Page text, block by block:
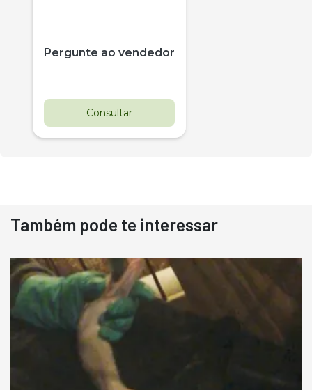
Pergunte ao vendedor
Consultar
Destaque
Usado
Pá Carregadeira Cat 966
Ano 1987
Londrina
145.000
Também pode te interessar